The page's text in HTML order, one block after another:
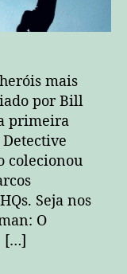
mais
por Bill
primeira
colecionou
Seja nos
O
[…]